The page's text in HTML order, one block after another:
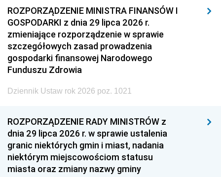
ROZPORZĄDZENIE MINISTRA FINANSÓW I
GOSPODARKI z dnia 29 lipca 2026 r.
zmieniające rozporządzenie w sprawie
szczegółowych zasad prowadzenia
gospodarki finansowej Narodowego
Funduszu Zdrowia
Dziennik Ustaw rok 2026 poz. 1021
ROZPORZĄDZENIE RADY MINISTRÓW z
dnia 29 lipca 2026 r. w sprawie ustalenia
granic niektórych gmin i miast, nadania
niektórym miejscowościom statusu
miasta oraz zmiany nazwy gminy